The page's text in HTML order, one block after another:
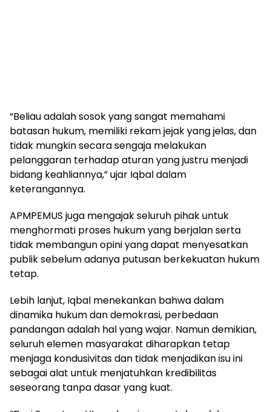
“Beliau adalah sosok yang sangat memahami
batasan hukum, memiliki rekam jejak yang jelas, dan
tidak mungkin secara sengaja melakukan
pelanggaran terhadap aturan yang justru menjadi
bidang keahliannya,” ujar Iqbal dalam
keterangannya.
APMPEMUS juga mengajak seluruh pihak untuk
menghormati proses hukum yang berjalan serta
tidak membangun opini yang dapat menyesatkan
publik sebelum adanya putusan berkekuatan hukum
tetap.
Lebih lanjut, Iqbal menekankan bahwa dalam
dinamika hukum dan demokrasi, perbedaan
pandangan adalah hal yang wajar. Namun demikian,
seluruh elemen masyarakat diharapkan tetap
menjaga kondusivitas dan tidak menjadikan isu ini
sebagai alat untuk menjatuhkan kredibilitas
seseorang tanpa dasar yang kuat.